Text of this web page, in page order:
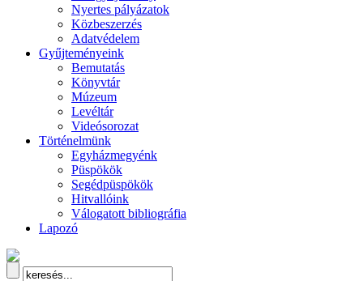
Nyertes pályázatok
Közbeszerzés
Adatvédelem
Gyűjteményeink
Bemutatás
Könyvtár
Múzeum
Levéltár
Videósorozat
Történelmünk
Egyházmegyénk
Püspökök
Segédpüspökök
Hitvallóink
Válogatott bibliográfia
Lapozó